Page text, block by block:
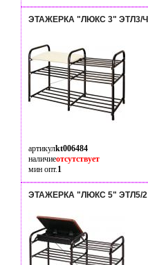
ЭТАЖЕРКА "ЛЮКС 3" ЭТЛ3/Ч
артикулkt006484
наличиеотсутствует
мин опт.1
ЭТАЖЕРКА "ЛЮКС 5" ЭТЛ5/2